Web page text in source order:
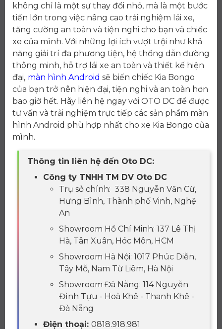
không chỉ là một sự thay đổi nhỏ, mà là một bước
tiến lớn trong việc nâng cao trải nghiệm lái xe,
tăng cường an toàn và tiện nghi cho bạn và chiếc
xe của mình. Với những lợi ích vượt trội như khả
năng giải trí đa phương tiện, hệ thống dẫn đường
thông minh, hỗ trợ lái xe an toàn và thiết kế hiện
đại, màn hình Android sẽ biến chiếc Kia Bongo
của bạn trở nên hiện đại, tiện nghi và an toàn hơn
bao giờ hết. Hãy liên hệ ngay với OTO DC để được
tư vấn và trải nghiệm trực tiếp các sản phẩm màn
hình Android phù hợp nhất cho xe Kia Bongo của
mình.
Thông tin liên hệ đến Oto DC:
Công ty TNHH TM DV Oto DC
Trụ sở chính: 338 Nguyễn Văn Cừ,
Hưng Bình, Thành phố Vinh, Nghệ
An
Showroom Hồ Chí Minh: 137 Lê Thị
Hà, Tân Xuân, Hóc Môn, HCM
Showroom Hà Nội: 1017 Phúc Diễn,
Tây Mỗ, Nam Từ Liêm, Hà Nội
Showroom Đà Nẵng: 114 Nguyễn
Đình Tựu - Hoà Khê - Thanh Khê -
Đà Nẵng
Điện thoại: 0818.918.981